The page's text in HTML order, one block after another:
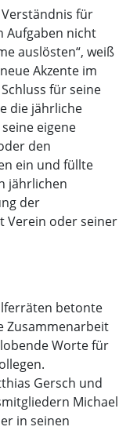
für
Aufgaben nicht
auslösten“, weiß
Akzente im
für seine
die jährliche
eigene
den
ein und füllte
jährlichen
der
Verein oder seiner
betonte
Zusammenarbeit
Worte für
Gersch und
Michael
in seinen